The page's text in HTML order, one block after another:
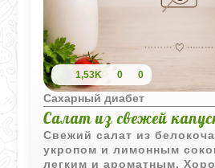
1,53K 0 0
Сахарный диабет
Салат из свежей
Свежий салат из
укропом и лимонным
легким и ароматным.